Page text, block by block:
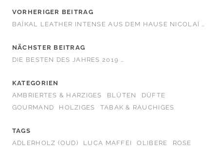
VORHERIGER BEITRAG
BAÏKAL LEATHER INTENSE AUS DEM HAUSE NICOLAÏ …
NÄCHSTER BEITRAG
DIE BESTEN DES JAHRES 2019 …
KATEGORIEN
AMBRIERTES & HARZIGES
BLÜTEN
DÜFTE
GOURMAND
HOLZIGES TABAK & RAUCHIGES
TAGS
ADLERHOLZ (OUD)
LUCA MAFFEI OLIBERE ROSE